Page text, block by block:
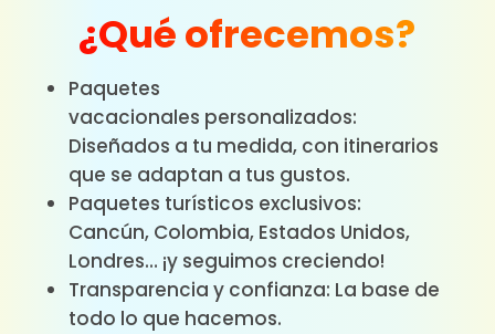
¿Qué ofrecemos?
Paquetes
vacacionales personalizados:
Diseñados a tu medida, con itinerarios
que se adaptan a tus gustos.
Paquetes turísticos exclusivos:
Cancún, Colombia, Estados Unidos,
Londres… ¡y seguimos creciendo!
Transparencia y confianza: La base de
todo lo que hacemos.